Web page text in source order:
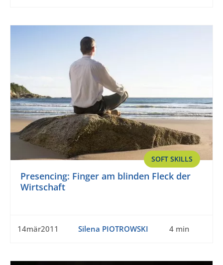
SOFT SKILLS
Presencing: Finger am blinden Fleck der
Wirtschaft
14mär2011 Silena PIOTROWSKI 4 min